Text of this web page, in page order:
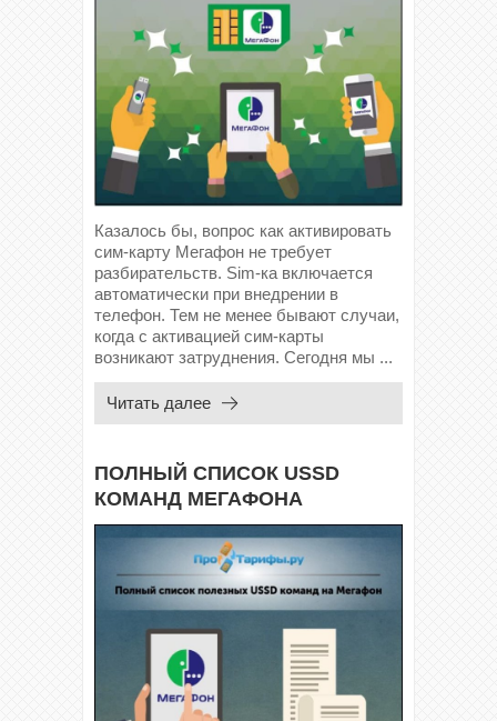
Казалось бы, вопрос как активировать
сим-карту Мегафон не требует
разбирательств. Sim-ка включается
автоматически при внедрении в
телефон. Тем не менее бывают случаи,
когда с активацией сим-карты
возникают затруднения. Сегодня мы ...
Читать далее
ПОЛНЫЙ СПИСОК USSD
КОМАНД МЕГАФОНА